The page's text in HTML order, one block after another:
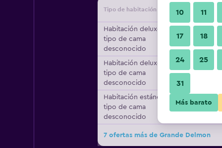
Tipo de habitación
Habitación deluxe,
tipo de cama
desconocido
Habitación deluxe,
tipo de cama
desconocido
Habitación estándar,
tipo de cama
desconocido
7 ofertas más de Grande Delmon
10 11
17 18
24 25
31
Más barato